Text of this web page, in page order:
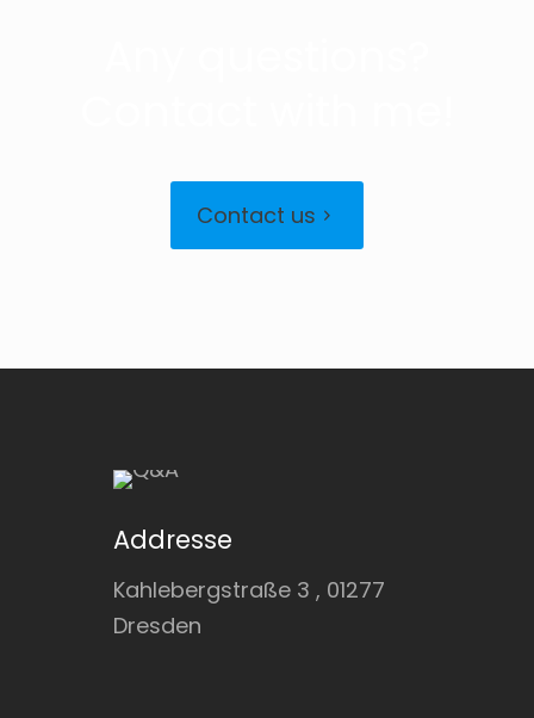
Contact us
Addresse
Kahlebergstraße 3 , 01277
Dresden